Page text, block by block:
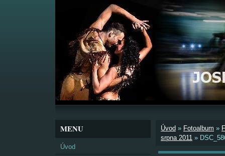
MENU
Úvod
Úvod » Fotoalbum »
srpna 2011 »